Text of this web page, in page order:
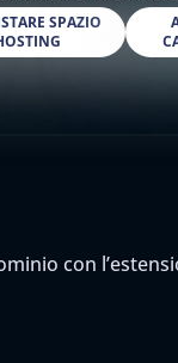
SPAZIO
con